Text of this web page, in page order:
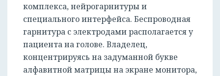
комплекса, нейрогарнитуры и
специального интерфейса. Беспроводная
гарнитура с электродами располагается у
пациента на голове. Владелец,
концентрируясь на задуманной букве
алфавитной матрицы на экране монитора,